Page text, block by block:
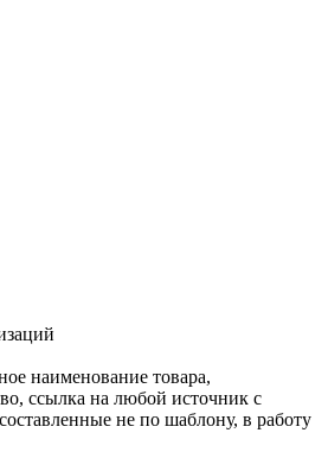
наименование товара,
ссылка на любой источник с
не по шаблону, в работу